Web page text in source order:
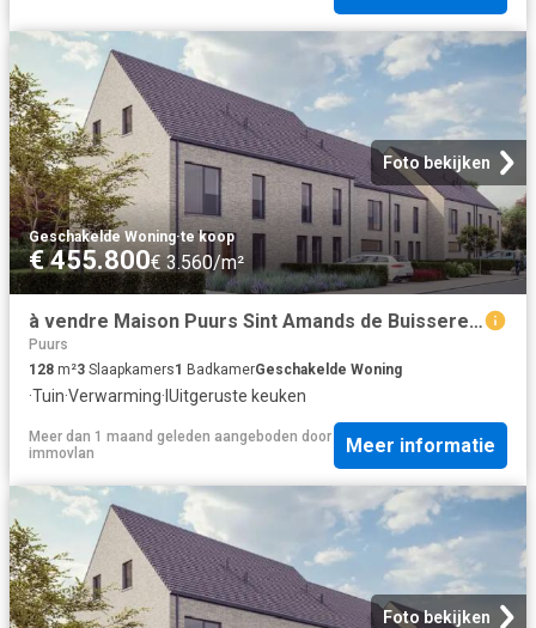
Foto bekijken
Geschakelde Woning·te koop
€ 455.800€ 3.560/m²
à vendre Maison Puurs Sint Amands de Buisseretlaan
Puurs
128 m²3 Slaapkamers1 BadkamerGeschakelde Woning
·Tuin·Verwarming· IUitgeruste keuken
Meer dan 1 maand geleden aangeboden door
immovlan
Meer informatie
Foto bekijken